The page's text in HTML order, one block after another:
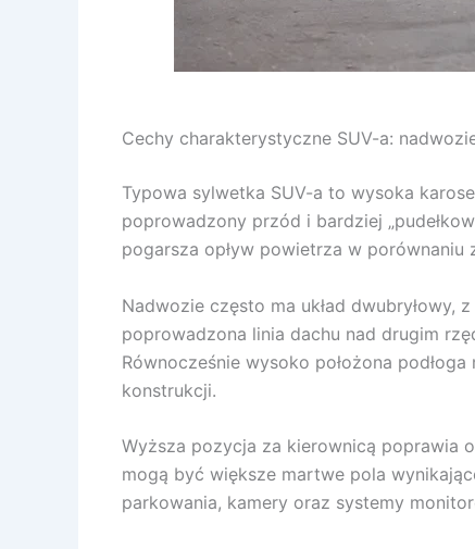
Cechy charakterystyczne SUV-a:
Typowa sylwetka SUV-a to wysoka
poprowadzony przód i bardziej
pogarsza opływ powietrza w porównaniu
Nadwozie często ma układ dwubryłowy,
poprowadzona linia dachu nad drugim
Równocześnie wysoko położona
konstrukcji.
Wyższa pozycja za kierownicą poprawia
mogą być większe martwe pola
parkowania, kamery oraz systemy